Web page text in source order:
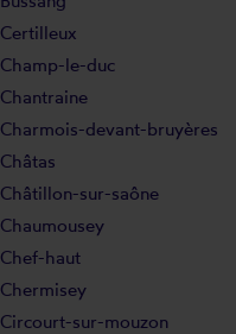
Certilleux
Champ-le-duc
Chantraine
Charmois-devant-bruyères
Châtas
Châtillon-sur-saône
Chaumousey
Chef-haut
Chermisey
Circourt-sur-mouzon